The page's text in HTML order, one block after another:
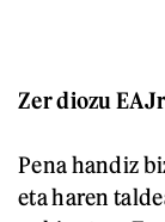
Zer diozu
Pena handiz
eta haren